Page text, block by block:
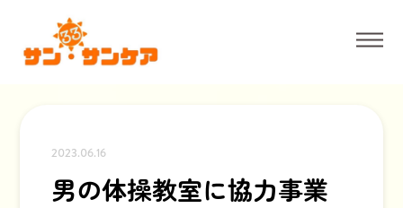
2023.06.16
男の体操教室に協力事業